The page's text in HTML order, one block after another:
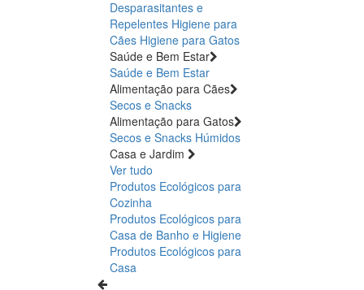
Desparasitantes e
Repelentes Higiene para
Cães Higiene para Gatos
Saúde e Bem Estar
Saúde e Bem Estar
Alimentação para Cães
Secos e Snacks
Alimentação para Gatos
Secos e Snacks Húmidos
Casa e Jardim
Ver tudo
Produtos Ecológicos para
Cozinha
Produtos Ecológicos para
Casa de Banho e Higiene
Produtos Ecológicos para
Casa